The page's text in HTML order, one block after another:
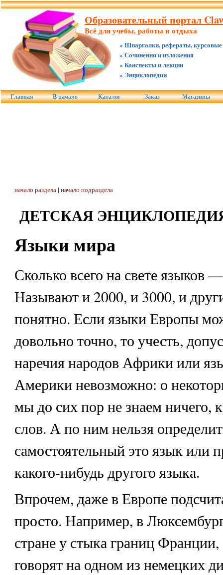
Образовательный портал
Всё для учебы, работы и отдыха
» Шпаргалки, рефераты, курсовые
» Сочинения и изложения
» Конспекты и лекции
» Энциклопедии
Главная В начало Каталог Заказ Магазины
начало раздела| начало подраздела
ДЕТСКАЯ
Языки мира
Сколько всего на свете языков
Называют и 2000, и 3000, и
понятно. Если языки Европы
довольно точно, то учесть,
наречия народов Африки или
Америки невозможно: о
мы до сих пор не знаем ничего,
слов. А по ним нельзя
самостоятельный это язык или
какого-нибудь другого языка.
Впрочем, даже в Европе
просто. Например, в
стране у стыка границ
говорят на одном из немецких